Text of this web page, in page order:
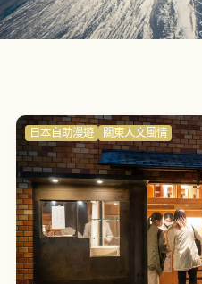
日本自助漫遊 關東人文風情